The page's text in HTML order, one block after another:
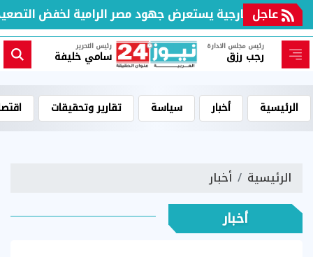
عاجل
وزير الخارجية يستعرض جهود مصر الرامية لخفض التصعيد
رئيس مجلس الادارة
رجب رزق
رئيس التحرير
سامي خليفة
الرئيسية أخبار سياسة تقارير وتحقيقات
الرئيسية أخبار
أخبار